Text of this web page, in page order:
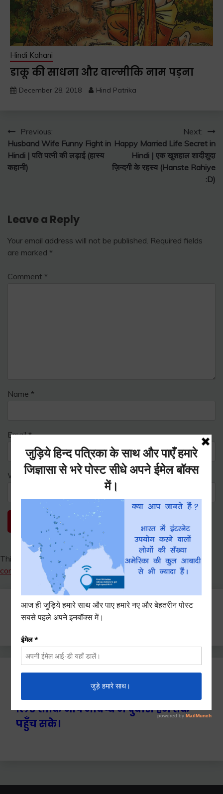
Hindi Kahani
डाकू की साधना और वाल्मीकि नाम पड़ना
December 28, 2018 Hind Patrika
Post
navigation
Previous:
Husband Wife Funny Fight in
Hindi | पति पत्नी की लड़ाई (हास्य
कहानी)
Next:
Happy Married Life Secret in
Hindi | एक खुशहाल शादीशुदा
ज़िन्दगी के रहस्य (Hanste Rahiye
:D)
Leave a Reply
Your email address will not be published. Required fields
are marked *
Comment *
Name *
Email*
Website
This site uses Akismet to reduce spam.Learn how your
comment data is processed.
Search
for:
Ctrl+D दबाएँ हमे बुकमार्क / सेव करने के
लिए ताकि आप भविष्य में दुबारा हम तक
पहुँच सके।